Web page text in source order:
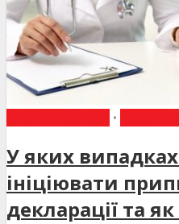
•
У яких
ініціювати
декларації та